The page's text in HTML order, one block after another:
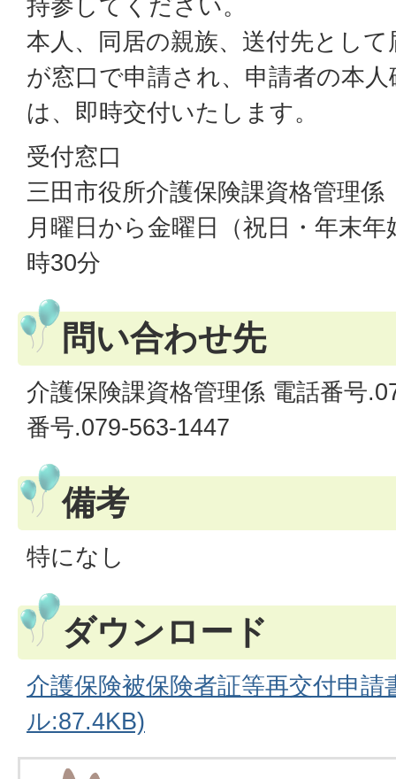
持参してください。
本人、同居の親族、送付先とし
が窓口で申請され、申請者の本
は、即時交付いたします。
受付窓口
三田市役所介護保険課資格管理係
月曜日から金曜日（祝日・年末
時30分
問い合わせ先
介護保険課資格管理係 電話番号
番号.079-563-1447
備考
特になし
ダウンロード
介護保険被保険者証等再交付申請
ル:87.4KB)